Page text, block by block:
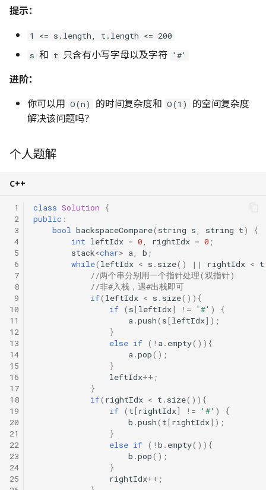
516. 最长回文子序列
518. 零钱兑换 II
583. 两个字符串的删除操作
647. 回文子串
718. 最长重复子数组
1035/1143. 不相交的线/最长
公共子序列
提示：
1 <= s.length, t.length <= 200
s 和 t 只含有小写字母以及字符 '#'
进阶：
你可以用 O(n) 的时间复杂度和 O(1)
的空间复杂度
解决该问题吗？
个人题解
C++
1
2
3
4
5
6
7
8
9
10
11
12
13
14
15
16
17
18
19
20
21
22
23
24
25
class Solution
{
public :
bool
backspaceCompare( string s string t)
{
int leftIdx = 0 rightIdx = 0 ;
stack<char> a b ;
while( leftIdx < s . size() || rightIdx < t
//两个串分别用一个指针处理(双指针)
//非#入栈，遇#出栈即可
if( leftIdx < s . size()){
if ( s[leftIdx] != '#' )
{
a .push( s[leftIdx]);
}
else if ( ! a . empty()){
a .pop();
}
leftIdx++ ;
}
if( rightIdx < t . size()){
if ( t[rightIdx] != '#' )
{
b .push( t[rightIdx]);
}
else if ( ! b . empty()){
b .pop();
}
rightIdx++ ;